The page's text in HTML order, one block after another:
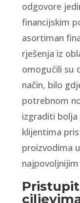
odgovore
financijskim
asortiman
rješenja iz
omogućili su
način, bilo
potrebnom
izgraditi
klijentima
proizvodima